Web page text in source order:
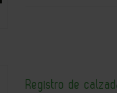
Registro de